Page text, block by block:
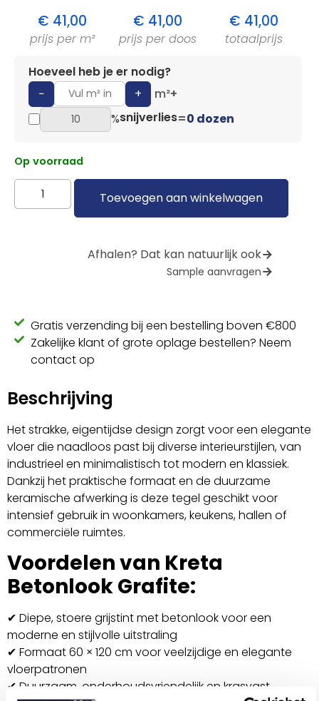
€ 41,00
prijs per m²
€ 41,00
prijs per doos
€ 41,00
totaalprijs
Hoeveel heb je er nodig?
−
+ m²+
%snijverlies=0 dozen
Op voorraad
Toevoegen aan winkelwagen
Afhalen? Dat kan natuurlijk ook
Sample aanvragen
Gratis verzending bij een bestelling boven €800
Zakelijke klant of grote oplage bestellen? Neem
contact op
Beschrijving
Het strakke, eigentijdse design zorgt voor een elegante
vloer die naadloos past bij diverse interieurstijlen, van
industrieel en minimalistisch tot modern en klassiek.
Dankzij het praktische formaat en de duurzame
keramische afwerking is deze tegel geschikt voor
intensief gebruik in woonkamers, keukens, hallen of
commerciële ruimtes.
Voordelen van Kreta
Betonlook Grafite:
✔ Diepe, stoere grijstint met betonlook voor een
moderne en stijlvolle uitstraling
✔ Formaat 60 × 120 cm voor veelzijdige en elegante
vloerpatronen
✔ Duurzaam, onderhoudsvriendelijk en krasvast